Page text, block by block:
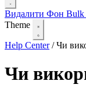
Видалити Фон Bulk
Theme
Help Center / Чи
Чи